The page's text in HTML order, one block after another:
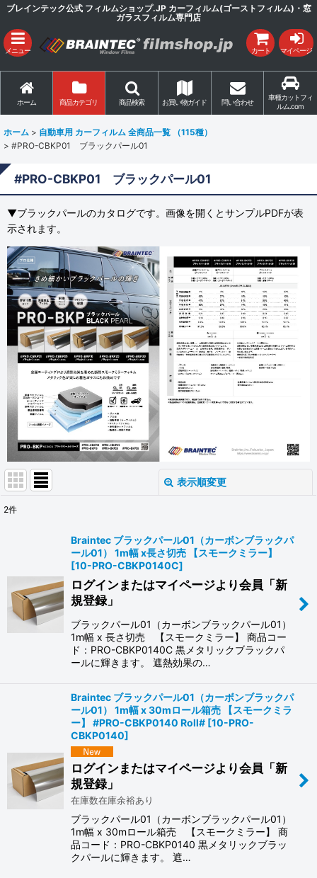
ブレインテック公式 フィルムショップ.JP カーフィルム(ゴーストフィルム)・窓
ガラスフィルム専門店
メニュー カート マイページ
ホーム 商品カテゴリ 商品検索 お買い物ガイド 問い合わせ
車種カットフィ
ルム.com
ホーム > 自動車用 カーフィルム 全商品一覧 （115種）
> #PRO-CBKP01 ブラックパール01
#PRO-CBKP01 ブラックパール01
▼ブラックパールのカタログです。画像を開くとサンプルPDFが表
示されます。
表示順変更
2件
Braintec ブラックパール01（カーボンブラックパ
ール01） 1m幅 x長さ切売 【スモークミラー】
[10-PRO-CBKP0140C]
ログインまたはマイページより会員「新
規登録」
ブラックパール01（カーボンブラックパール01）
1m幅 x 長さ切売 【スモークミラー】 商品コー
ド：PRO-CBKP0140C 黒メタリックブラックパ
ールに輝きます。 遮熱効果の…
Braintec ブラックパール01（カーボンブラックパ
ール01） 1m幅 x 30mロール箱売 【スモークミラ
ー】 #PRO-CBKP0140 Roll# [10-PRO-
CBKP0140]
ログインまたはマイページより会員「新
規登録」
在庫数在庫余裕あり
ブラックパール01（カーボンブラックパール01）
1m幅 x 30mロール箱売 【スモークミラー】 商
品コード：PRO-CBKP0140 黒メタリックブラッ
クパールに輝きます。 遮…